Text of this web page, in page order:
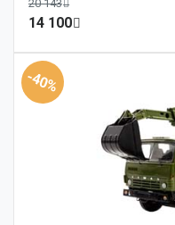
20 143
14 100
-40%